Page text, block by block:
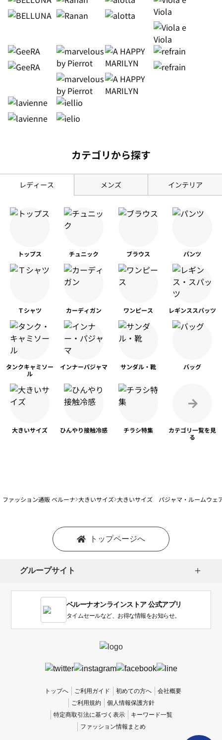
カテゴリから探す
レディース メンズ インテリア
トップス チュニック ブラウス パンツ
Ｔシャツ カーディガン ワンピース レギンススパッツ
タンクキャミソー
ル
インナーパジャマ サンダル・靴 バッグ
大きいサイズ ひんやり接触冷感 チラシ特集 カテゴリ一覧を見
る
ファッション通販 ベルーナ 大きいサイズ 大きいサイズ パジャマ・ルームウェ
トップページへ
グループサイト
ベルーナオンラインストア 公式アプリ
タイムセールなど、お得な情報をお知らせ。
トップへ ご利用ガイド 初めての方へ
会社概要
ご利用規約
個人情報保護方針
特定商取引法に基づく表示
キーワード一覧
ファッション情報まとめ